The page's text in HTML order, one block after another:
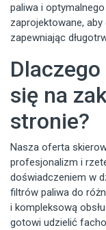
paliwa i
zaprojektowane,
zapewniając
się na
stronie?
Nasza oferta
profesjonalizm i
doświadczeniem w
filtrów paliwa do
i kompleksową
gotowi udzielić